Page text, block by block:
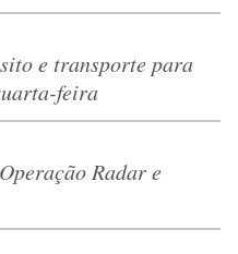
e transporte para
feira
Radar e